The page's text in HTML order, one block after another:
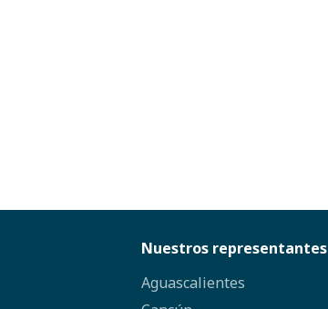
Nuestros representantes
Aguascalientes